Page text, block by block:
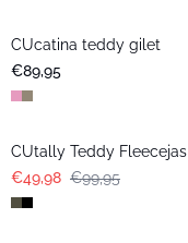
CUcatina teddy gilet
€89,95
-50%
CUtally Teddy Fleecejas
€49,98 €99,95
-30%